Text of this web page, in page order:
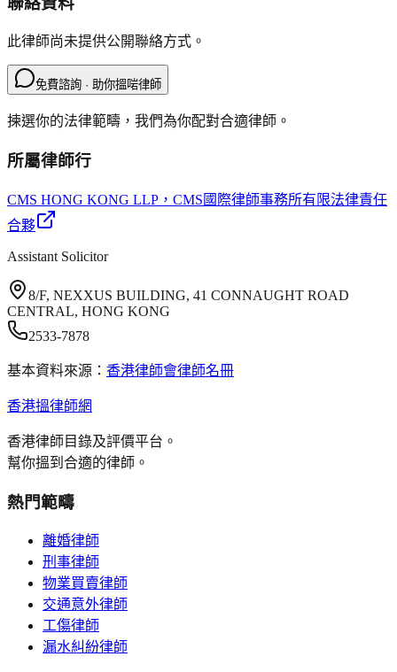
此律師尚未提供公開聯絡方式。
免費諮詢 · 助你搵啱律師
揀選你的法律範疇，我們為你配對合適律師。
所屬律師行
CMS HONG KONG LLP ，CMS國際律師事務所有限法律責任
合夥
Assistant Solicitor
8/F, NEXXUS BUILDING, 41 CONNAUGHT ROAD
CENTRAL, HONG KONG
2533-7878
基本資料來源： 香港律師會律師名冊
香港搵律師網
香港律師目錄及評價平台。
幫你搵到合適的律師。
熱門範疇
離婚律師
刑事律師
物業買賣律師
交通意外律師
工傷律師
漏水糾紛律師